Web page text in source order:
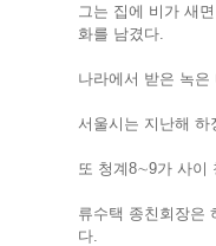
그는 집에 비가 새
화를 남겼다.
나라에서 받은 녹
서울시는 지난해
또 청계8∼9가 사이
류수택 종친회장은
다.